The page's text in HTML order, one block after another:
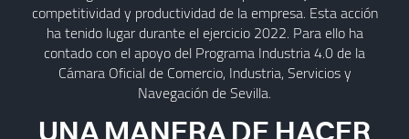
competitividad y productividad de la empresa. Esta acción
ha tenido lugar durante el ejercicio 2022. Para ello ha
contado con el apoyo del Programa Industria 4.0 de la
Cámara Oficial de Comercio, Industria, Servicios y
Navegación de Sevilla.